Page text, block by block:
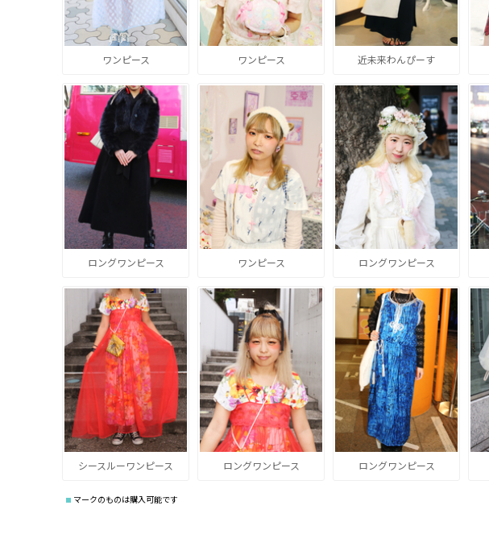
ワンピース ワンピース 近未来わんぴーす
ロングワンピース ワンピース ロングワンピース
シースルーワンピース ロングワンピース ロングワンピース
マークのものは購入可能です